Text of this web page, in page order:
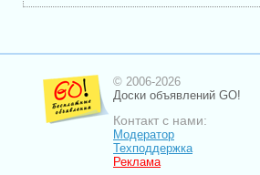
© 2006-2026
Доски объявлений GO!
Контакт с нами:
Модератор
Техподдержка
Реклама